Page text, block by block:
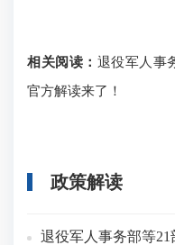
相关阅读： 退役军人事
官方解读来了！
政策解读
退役军人事务部等